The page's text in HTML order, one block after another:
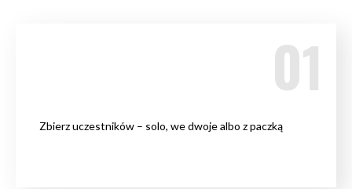
Zbierz uczestników – solo, we dwoje albo z paczką